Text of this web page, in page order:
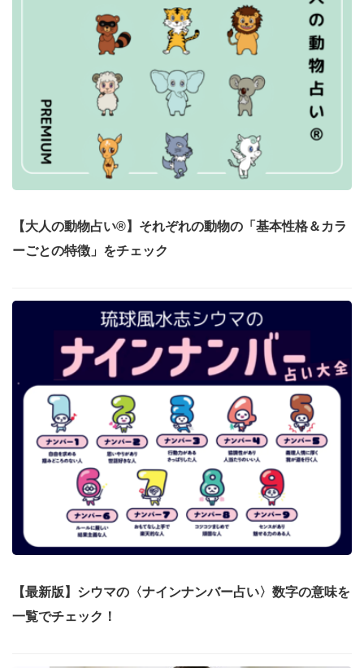
【大人の動物占い®】それぞれの動物の「基本性格＆カラ
ーごとの特徴」をチェック
【最新版】シウマの〈ナインナンバー占い〉数字の意味を
一覧でチェック！